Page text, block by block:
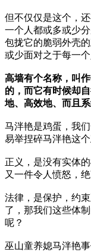
但不仅仅是这个，
一个人都或多或少
包拢它的脆弱外壳
或少面对之于每一个
高墙有个名称，叫
的，而它有时候却
地、高效地、而且系
马泮艳是鸡蛋，我
易举捏碎马泮艳这
正义，是没有实体
又一件令人愤怒，
法律，是保护，约
了，那我们这些体
呢？
巫山童养媳马泮艳